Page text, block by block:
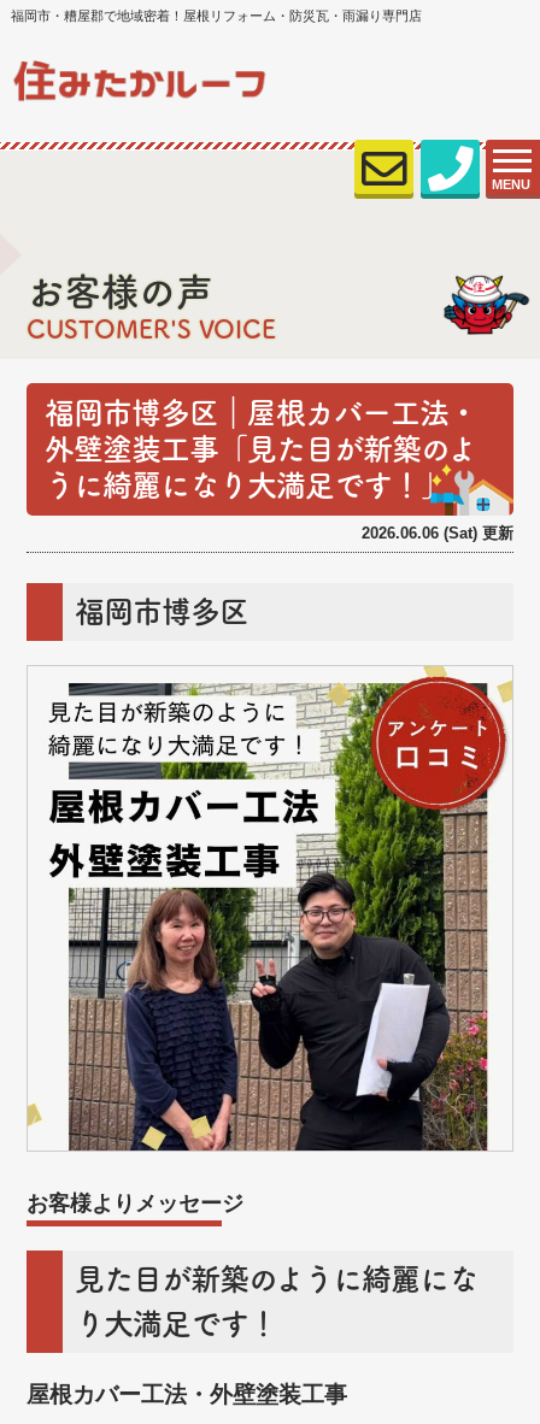
福岡市・糟屋郡で地域密着！屋根リフォーム・防災瓦・雨漏り専門店
MENU
お客様の声
CUSTOMER'S VOICE
福岡市博多区｜屋根カバー工法・
外壁塗装工事「見た目が新築のよ
うに綺麗になり大満足です！」
2026.06.06 (Sat) 更新
福岡市博多区
お客様よりメッセージ
見た目が新築のように綺麗にな
り大満足です！
屋根カバー工法・外壁塗装工事